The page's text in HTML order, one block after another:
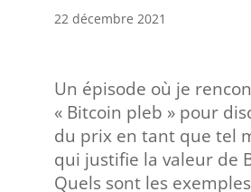
22 décembre 2021
Un épisode où je
« Bitcoin pleb » pour
du prix en tant que tel
qui justifie la valeur de
Quels sont les exemples